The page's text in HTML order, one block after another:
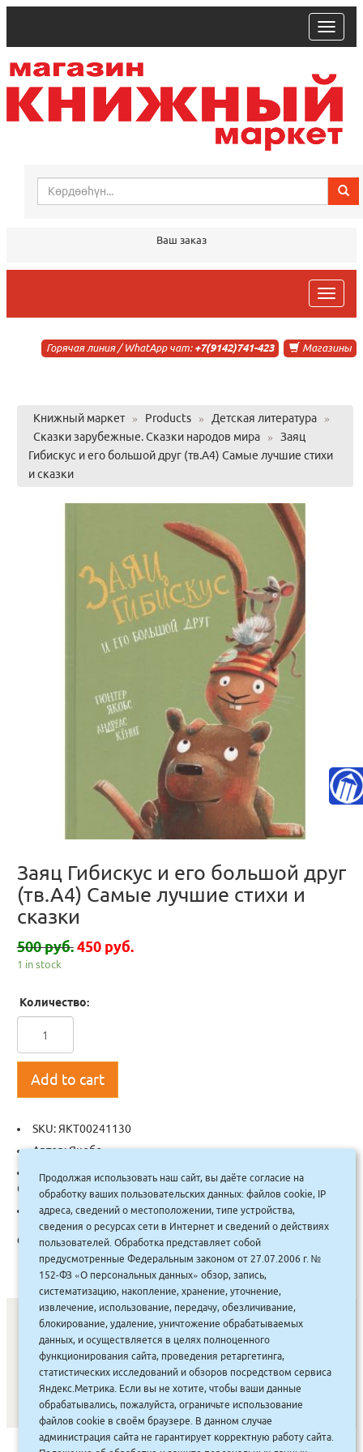
trk
Ваш заказ
trk
Магазины
Горячая линия / WhatApp чат: +7(9142)741-423
Книжный маркет » Products » Детская литература
»
Сказки зарубежные. Сказки народов мира
»
Заяц
Гибискус и его большой друг (тв.А4) Самые лучшие стихи
и сказки
Заяц Гибискус и его большой друг
(тв.А4) Самые лучшие стихи и
сказки
500 руб. 450 руб.
1 in stock
Количество:
Add to cart
SKU:ЯКТ00241130
Автор:Якобс
Categories: Детская литература, Сказки зарубежные.
Сказки народов мира
Tag:Омега
Описание:
СОНУННАР|КОМПАНИЯ ТУҺУНАН |МАҔАҺЫЫННАР
АКЦИЯЛАР|ДИСКОНТНАЙ СИСТЕМА |ЮРИДИЧЕСКАЙ|
ВАКАНСИЯЛАР
Продолжая использовать наш сайт, вы даёте согласие на
обработку ваших пользовательских данных: файлов cookie, IP
адреса, сведений о местоположении, типе устройства,
сведения о ресурсах сети в Интернет и сведений о действиях
пользователей. Обработка представляет собой
предусмотренные Федеральным законом от 27.07.2006 г. №
152-ФЗ «О персональных данных» обзор, запись,
систематизацию, накопление, хранение, уточнение,
извлечение, использование, передачу, обезличивание,
блокирование, удаление, уничтожение обрабатываемых
данных, и осуществляется в целях полноценного
функционирования сайта, проведения ретаргетинга,
статистических исследований и обзоров посредством сервиса
Яндекс.Метрика. Если вы не хотите, чтобы ваши данные
обрабатывались, пожалуйста, ограничьте использование
файлов cookie в своём браузере. В данном случае
администрация сайта не гарантирует корректную работу сайта.